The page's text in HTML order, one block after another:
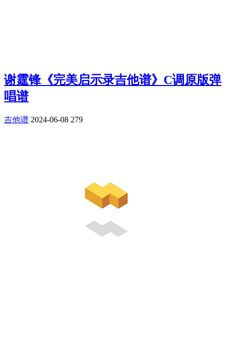
谢霆锋《完美启示录吉他谱》C调原版弹
唱谱
吉他谱 2024-06-08 279